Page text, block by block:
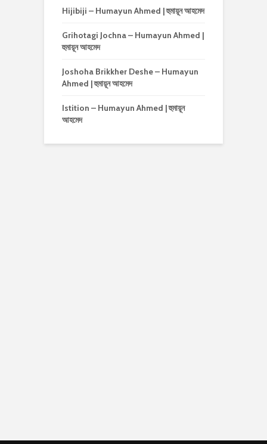
Hijibiji – Humayun Ahmed | হুমায়ূন আহমেদ
Grihotagi Jochna – Humayun Ahmed |
হুমায়ূন আহমেদ
Joshoha Brikkher Deshe – Humayun
Ahmed | হুমায়ূন আহমেদ
Istition – Humayun Ahmed | হুমায়ূন
আহমেদ